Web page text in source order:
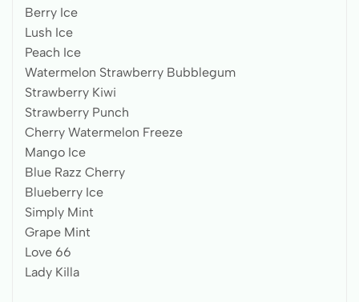
Berry Ice
Lush Ice
Peach Ice
Watermelon Strawberry Bubblegum
Strawberry Kiwi
Strawberry Punch
Cherry Watermelon Freeze
Mango Ice
Blue Razz Cherry
Blueberry Ice
Simply Mint
Grape Mint
Love 66
Lady Killa